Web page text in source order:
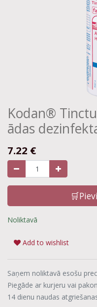
Kodan®
ādas
7.22 €
Noliktavā
Add to wishlist
Saņem noliktavā esošu
Piegāde ar kurjeru vai
14 dienu naudas